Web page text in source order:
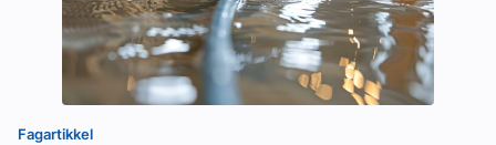
Fagartikkel